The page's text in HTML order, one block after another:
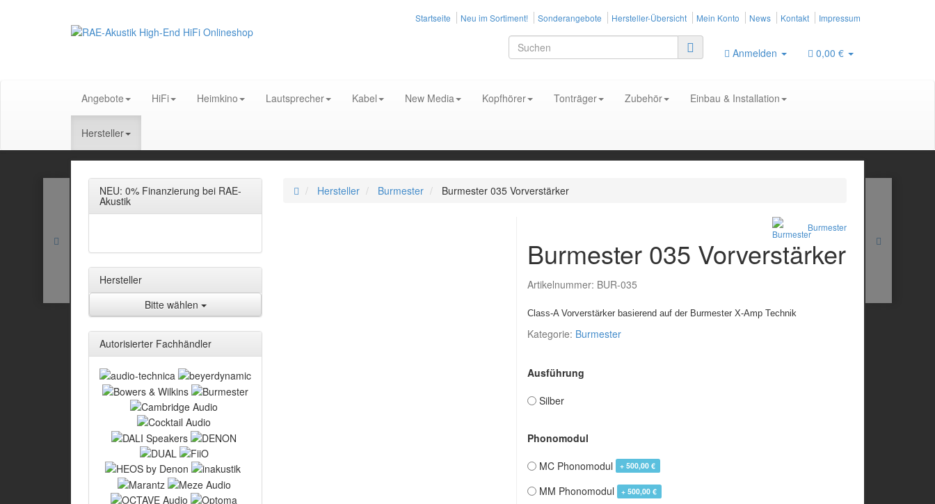
Startseite Neu im Sortiment! Sonderangebote Hersteller-Übersicht Mein Konto News Kontakt Impressum
Anmelden 0,00 €
Angebote HiFi Heimkino Lautsprecher Kabel New Media Kopfhörer Tonträger Zubehör Einbau & Installation
Hersteller
Hersteller Burmester Burmester 035 Vorverstärker
Burmester
Burmester 035 Vorverstärker
Artikelnummer: BUR-035
Class-A Vorverstärker basierend auf der Burmester X-Amp Technik
Kategorie: Burmester
Ausführung
Silber
Phonomodul
MC Phonomodul
+ 500,00 €
MM Phonomodul + 500,00 €
NEU: 0% Finanzierung bei RAE-
Akustik
Hersteller
Bitte wählen
Autorisierter Fachhändler